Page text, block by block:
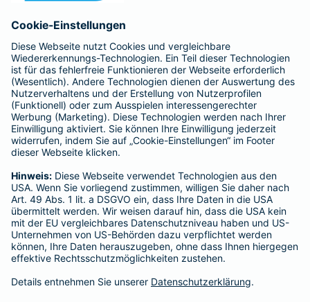
Barmenia ist Teil der BarmeniaGothaer
BELIEBTE SEITEN
Kranken-Zusatzversicherung
Tierversicherungen
Haftpflichtversicherung
Hausratversicherung
Adresse ändern
Schaden melden
Kilometerstandsmeldung
Serviceübersicht